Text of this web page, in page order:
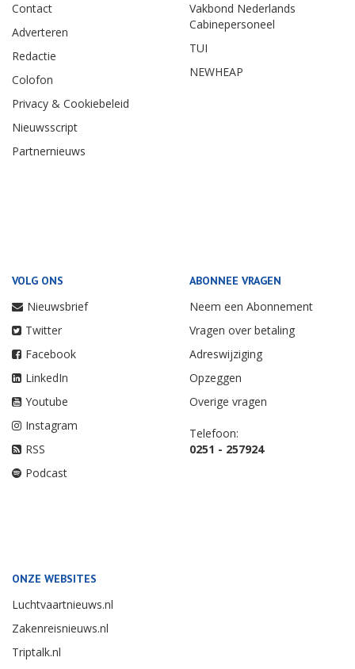
Contact
Adverteren
Redactie
Colofon
Privacy & Cookiebeleid
Nieuwsscript
Partnernieuws
Vakbond Nederlands
Cabinepersoneel
TUI
NEWHEAP
VOLG ONS
Nieuwsbrief
Twitter
Facebook
LinkedIn
Youtube
Instagram
RSS
Podcast
ABONNEE VRAGEN
Neem een Abonnement
Vragen over betaling
Adreswijziging
Opzeggen
Overige vragen
Telefoon:
0251 - 257924
ONZE WEBSITES
Luchtvaartnieuws.nl
Zakenreisnieuws.nl
Triptalk.nl